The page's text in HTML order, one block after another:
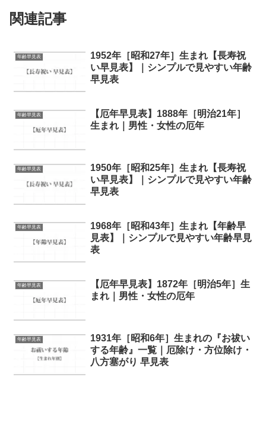
関連記事
年齢早見表
1952年［昭和27年］生まれ【長寿祝
い早見表】｜シンプルで見やすい年齢
早見表
年齢早見表
【厄年早見表】1888年［明治21年］
生まれ｜男性・女性の厄年
年齢早見表
1950年［昭和25年］生まれ【長寿祝
い早見表】｜シンプルで見やすい年齢
早見表
年齢早見表
1968年［昭和43年］生まれ【年齢早
見表】｜シンプルで見やすい年齢早見
表
年齢早見表
【厄年早見表】1872年［明治5年］生
まれ｜男性・女性の厄年
年齢早見表
1931年［昭和6年］生まれの『お祓い
する年齢』一覧｜厄除け・方位除け・
八方塞がり 早見表